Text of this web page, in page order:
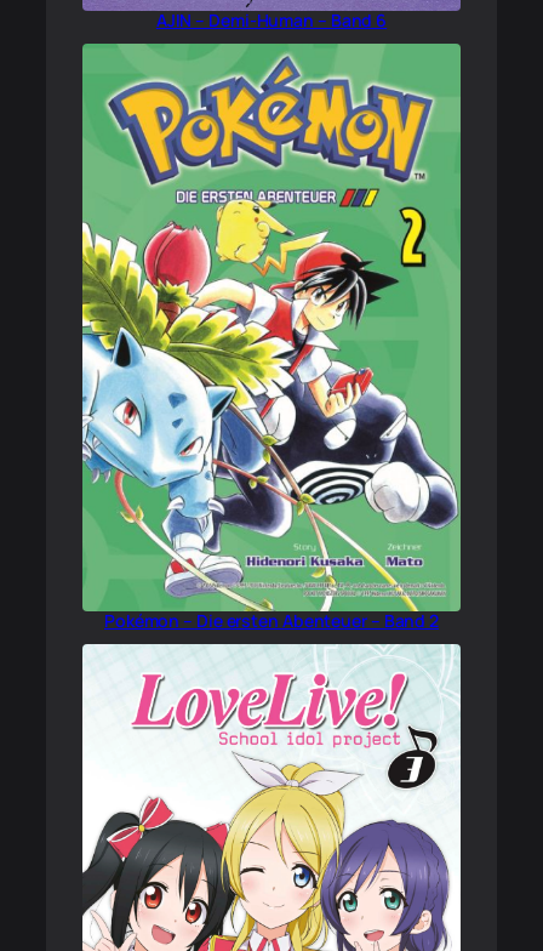
AJIN – Demi-Human – Band 6
Pokémon – Die ersten Abenteuer – Band 2